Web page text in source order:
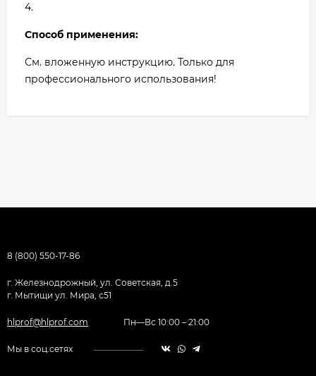
4.
Способ применения:
См. вложенную инструкцию. Только для
профессионального использования!
8 (800) 550-17-86
г. Железнодрожный, ул. Советская, д.5
г. Мытищи ул. Мира, с51
hlprof@hlprof.com Пн—Вс 10:00 – 21:00
Мы в соц.сетях